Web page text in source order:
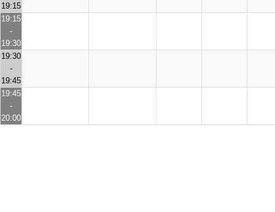
19:15
19:15
-
19:30
19:30
-
19:45
19:45
-
20:00